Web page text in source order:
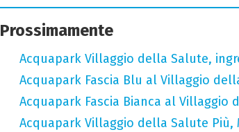
Prossimamente
Acquapark Villaggio della Salute,
Acquapark Fascia Blu al Villaggio
Acquapark Fascia Bianca al Villaggio
Acquapark Villaggio della Salute Più,